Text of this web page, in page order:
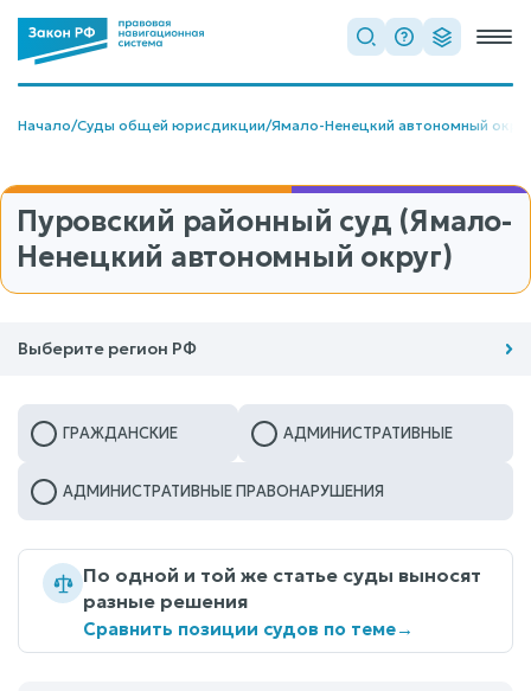
Начало/Суды общей юрисдикции/Ямало-Ненецкий автономный округ
Пуровский районный суд (Ямало-
Ненецкий автономный округ)
Выберите регион РФ
ГРАЖДАНСКИЕ АДМИНИСТРАТИВНЫЕ
АДМИНИСТРАТИВНЫЕ ПРАВОНАРУШЕНИЯ
По одной и той же статье суды выносят
разные решения
Сравнить позиции судов по теме→